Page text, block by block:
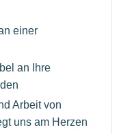
einer
an Ihre
Arbeit von
uns am Herzen